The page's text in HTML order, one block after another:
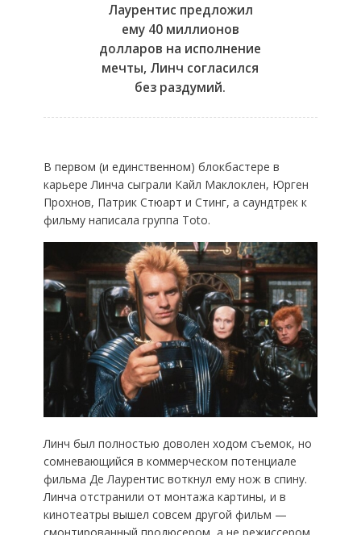
Лаурентис предложил
ему 40 миллионов
долларов на исполнение
мечты, Линч согласился
без раздумий.
В первом (и единственном) блокбастере в
карьере Линча сыграли Кайл Маклоклен, Юрген
Прохнов, Патрик Стюарт и Стинг, а саундтрек к
фильму написала группа Toto.
Линч был полностью доволен ходом съемок, но
сомневающийся в коммерческом потенциале
фильма Де Лаурентис воткнул ему нож в спину.
Линча отстранили от монтажа картины, и в
кинотеатры вышел совсем другой фильм —